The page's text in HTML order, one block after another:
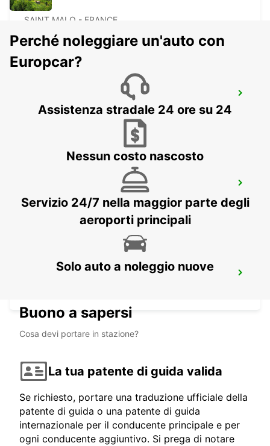
TGV
SAINT MALO - FRANCE
CARENTAN - FRANCE
LANNION - FRANCE
Perché noleggiare un'auto con
Europcar?
Assistenza stradale 24 ore su 24
Nessun costo nascosto
Servizio 24/7 nella maggior parte degli
aeroporti principali
Solo auto a noleggio nuove
Buono a sapersi
Cosa devi portare in stazione?
La tua patente di guida valida
Se richiesto, portare una traduzione ufficiale della
patente di guida o una patente di guida
internazionale per il conducente principale e per
ogni conducente aggiuntivo. Si prega di notare